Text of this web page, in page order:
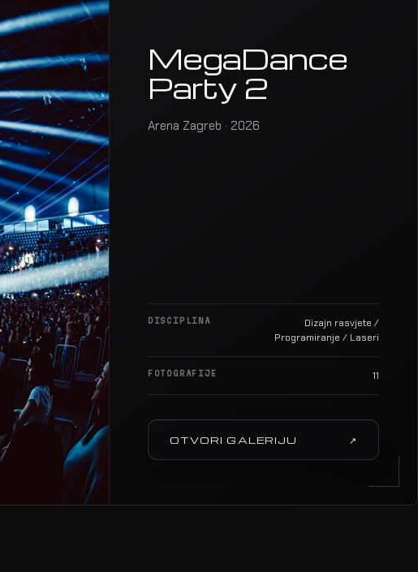
MegaDance
Party 2
Arena Zagreb · 2026
DISCIPLINA
Dizajn rasvjete /
Programiranje / Laseri
FOTOGRAFIJE 11
OTVORI GALERIJU ↗